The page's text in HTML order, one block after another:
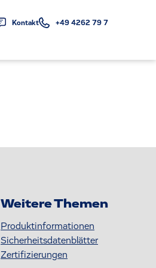
Kontakt +49 4262 79 7
Weitere Themen
Produktinformationen
S icherheitsdatenblätter
Zertifizierungen